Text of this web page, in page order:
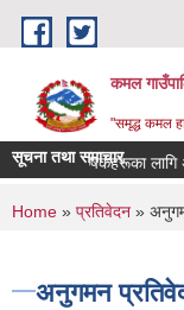
Skip to main content
कमल
"समृद्ध कमल
सूचना तथा समाचार
गर्ने सम्बन्धी कृषकहरूका लागि
You are
Home » प्रतिवेदन »
अनुगमन